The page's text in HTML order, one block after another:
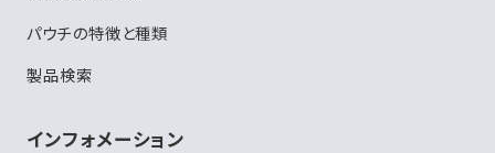
パウチの特徴と種類
製品検索
インフォメーション